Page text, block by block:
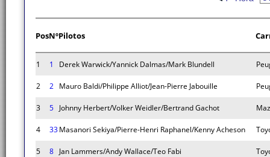
PosNºPilotos
1 1 Derek Warwick/Yannick Dalmas/Mark Blundell
2 2 Mauro Baldi/Philippe Alliot/Jean-Pierre Jabouille
3 5 Johnny Herbert/Volker Weidler/Bertrand Gachot
4 33Masanori Sekiya/Pierre-Henri Raphanel/Kenny Acheson
5 8 Jan Lammers/Andy Wallace/Teo Fabi